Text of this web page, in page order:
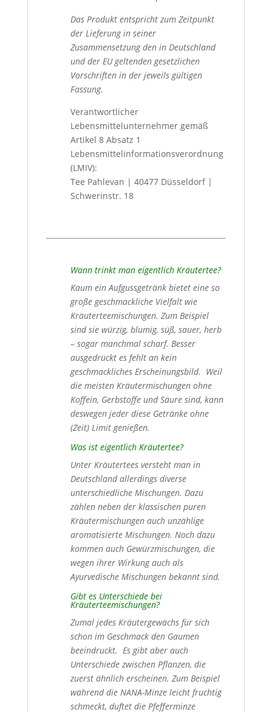
Das Produkt entspricht zum Zeitpunkt
der Lieferung in seiner
Zusammensetzung den in Deutschland
und der EU geltenden gesetzlichen
Vorschriften in der jeweils gültigen
Fassung.
Verantwortlicher
Lebensmittelunternehmer gemäß
Artikel 8 Absatz 1
Lebensmittelinformationsverordnung
(LMIV):
Tee Pahlevan | 40477 Düsseldorf |
Schwerinstr. 18
Wann trinkt man eigentlich Kräutertee?
Kaum ein Aufgussgetränk bietet eine so
große geschmackliche Vielfalt wie
Kräuterteemischungen. Zum Beispiel
sind sie würzig, blumig, süß, sauer, herb
– sogar manchmal scharf. Besser
ausgedrückt es fehlt an kein
geschmackliches Erscheinungsbild. Weil
die meisten Kräutermischungen ohne
Koffein, Gerbstoffe und Säure sind, kann
deswegen jeder diese Getränke ohne
(Zeit) Limit genießen.
Was ist eigentlich Kräutertee?
Unter Kräutertees versteht man in
Deutschland allerdings diverse
unterschiedliche Mischungen. Dazu
zählen neben der klassischen puren
Kräutermischungen auch unzählige
aromatisierte Mischungen. Noch dazu
kommen auch Gewürzmischungen, die
wegen ihrer Wirkung auch als
Ayurvedische Mischungen bekannt sind.
Gibt es Unterschiede bei
Kräuterteemischungen?
Zumal jedes Kräutergewächs für sich
schon im Geschmack den Gaumen
beeindruckt. Es gibt aber auch
Unterschiede zwischen Pflanzen, die
zuerst ähnlich erscheinen. Zum Beispiel
während die NANA-Minze leicht fruchtig
schmeckt, duftet die Pfefferminze